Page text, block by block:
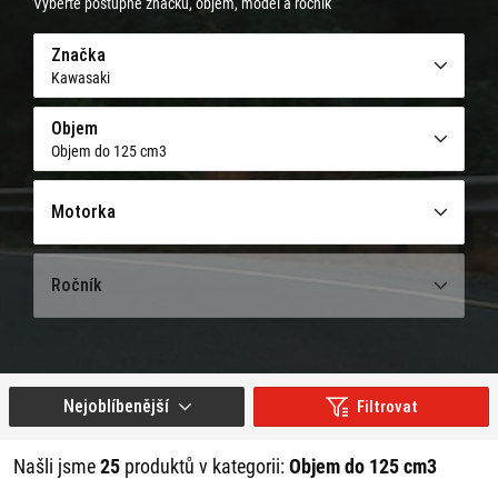
Značka
Kawasaki
Objem
Objem do 125 cm3
Motorka
Ročník
Filtrovat
Našli jsme25 produktů v kategorii:Objem do 125 cm3
Nejoblíbenější